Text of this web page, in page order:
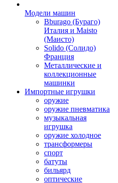
Модели машин
Bburago (Бураго)
Италия и Maisto
(Маисто)
Solido (Солидо)
Франция
Металлические и
коллекционные
машинки
Импортные игрушки
оружие
оружие пневматика
музыкальная
игрушка
оружие холодное
трансформеры
спорт
батуты
бильярд
оптические